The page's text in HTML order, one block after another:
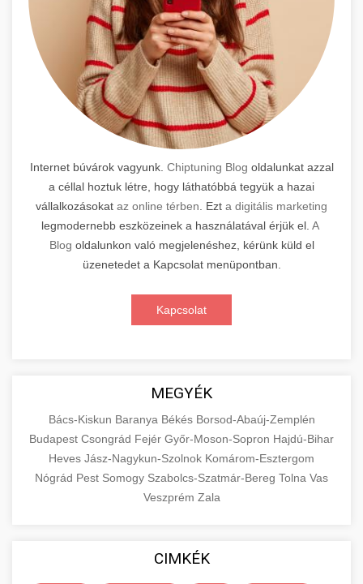
Internet búvárok vagyunk. Chiptuning Blog oldalunkat azzal
a céllal hoztuk létre, hogy láthatóbbá tegyük a hazai
vállalkozásokat az online térben . Ezt a digitális marketing
legmodernebb eszközeinek a használatával érjük el. A
Blog oldalunkon való megjelenéshez, kérünk küld el
üzenetedet a Kapcsolat menüpontban.
Kapcsolat
MEGYÉK
Bács-Kiskun Baranya Békés Borsod-Abaúj-Zemplén
Budapest Csongrád Fejér Győr-Moson-Sopron Hajdú-Bihar
Heves Jász-Nagykun-Szolnok Komárom-Esztergom
Nógrád Pest Somogy Szabolcs-Szatmár-Bereg Tolna Vas
Veszprém Zala
CIMKÉK